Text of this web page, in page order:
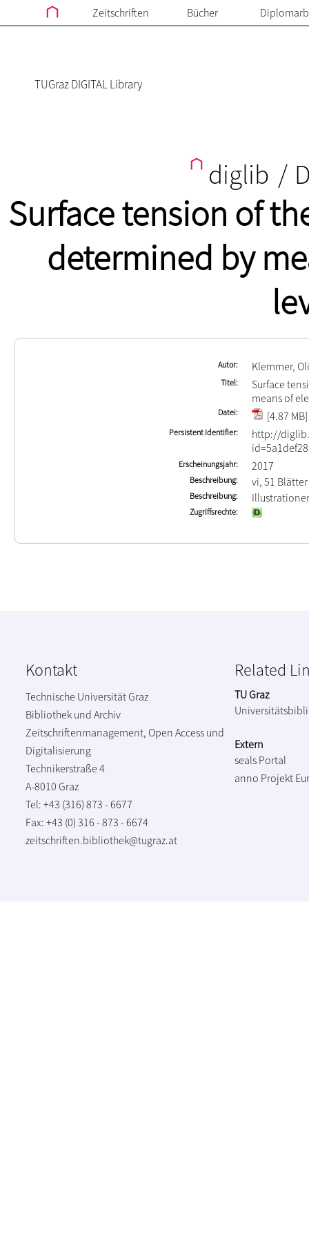
Zeitschriften Bücher
TUGraz DIGITAL Library
diglib /
Surface tension of
determined by
Autor Klemmer,
Titel
Surface
means of
Datei [4.87 MB]
Persistent Identifier
http://
Erscheinungsjahr 2017
Beschreibung vi, 51 Blätter
Beschreibung
Zugriffsrechte
Kontakt
Technische Universität Graz
Bibliothek und Archiv
Zeitschriftenmanagement, Open Access und
Digitalisierung
Technikerstraße 4
A-8010 Graz
Tel: +43 (316) 873 - 6677
Fax: +43 (0) 316 - 873 - 6674
zeitschriften.bibliothek@tugraz.at
Related
TU Graz
Extern
seals Portal
anno Projekt